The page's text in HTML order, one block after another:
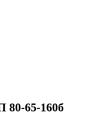
80-65-160б